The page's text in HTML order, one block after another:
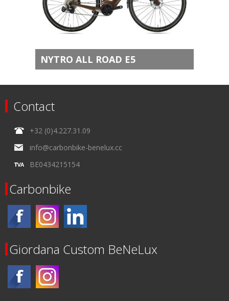
NYTRO ALL ROAD E5
Contact
+32 (0)4.227.31.09
info@carbonbike-benelux.cc
BE0434215154
Carbonbike
Giordana Custom BeNeLux